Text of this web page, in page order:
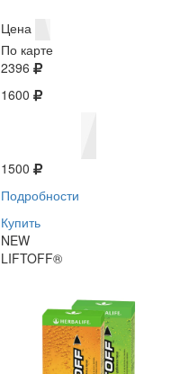
Цена
По карте
2396
1600
1500
Подробности
Купить
NEW
LIFTOFF®